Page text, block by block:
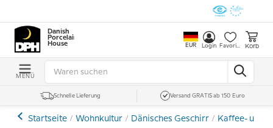
Danish
Porcelain
House
EUR Login Favoriten Korb
MENÜ
Schnelle Lieferung Versand GRATIS ab 150 Euro
Startseite Wohnkultur Dänisches Geschirr Kaffee- und